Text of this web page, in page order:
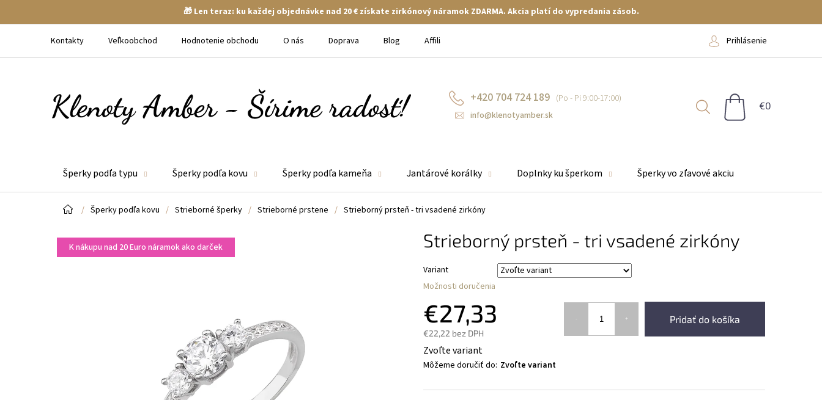
🎁 Len teraz: ku každej objednávke nad 20 € získate zirkónový náramok ZDARMA. Akcia platí do vypredania zásob.
Kontakty Veľkoobchod Hodnotenie obchodu O nás Doprava Blog Affiliate Prihlásenie
+420 704 724 189
info@klenotyamber.sk
NÁKUPNÝ
Šperky podľa typu Šperky podľa kovu Šperky podľa kameňa Jantárové korálky Doplnky ku šperkom Šperky vo zľavové akciu
Domov
/ Šperky podľa kovu / Strieborné šperky / Strieborné prstene / Strieborný prsteň - tri vsadené zirkóny
K nákupu nad 20 Euro náramok ako darček Strieborný prsteň - tri vsadené zirkóny
€27,33
€22,22 bez DPH
Pridať do košíka
Zvoľte variant
Môžeme doručiť do: Zvoľte variant
Variant
Možnosti doručenia